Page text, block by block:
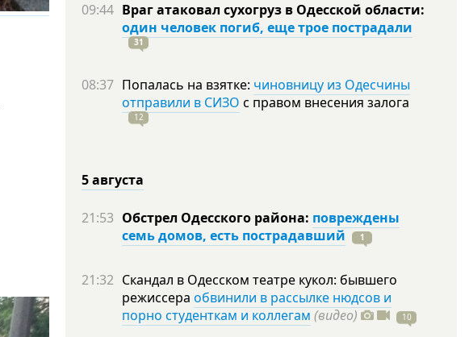
09:44 Враг атаковал сухогруз в Одесской области:
один человек погиб, еще трое пострадали
31
08:37 Попалась на взятке: чиновницу из Одесчины
отправили в СИЗО с правом внесения залога
12
5 августа
21:53 Обстрел Одесского района: повреждены
семь домов, есть пострадавший
1
21:32 Скандал в Одесском театре кукол: бывшего
режиссера обвинили в рассылке нюдсов и
порно студенткам и коллегам (видео) 10